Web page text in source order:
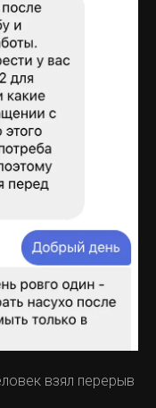
взял перерыв